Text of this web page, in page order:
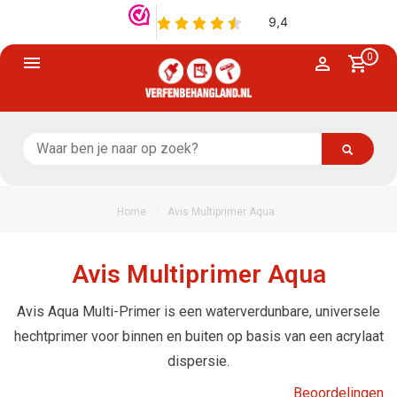
0
Home Avis Multiprimer Aqua
Avis Multiprimer Aqua
Avis Aqua Multi-Primer is een waterverdunbare, universele
hechtprimer voor binnen en buiten op basis van een acrylaat
dispersie.
Beoordelingen